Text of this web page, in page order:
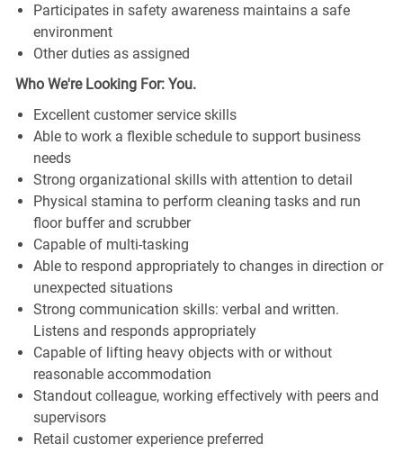
Participates in safety awareness maintains a safe
environment
Other duties as assigned
Who We're Looking For: You.
Excellent customer service skills
Able to work a flexible schedule to support business
needs
Strong organizational skills with attention to detail
Physical stamina to perform cleaning tasks and run
floor buffer and scrubber
Capable of multi-tasking
Able to respond appropriately to changes in direction or
unexpected situations
Strong communication skills: verbal and written.
Listens and responds appropriately
Capable of lifting heavy objects with or without
reasonable accommodation
Standout colleague, working effectively with peers and
supervisors
Retail customer experience preferred